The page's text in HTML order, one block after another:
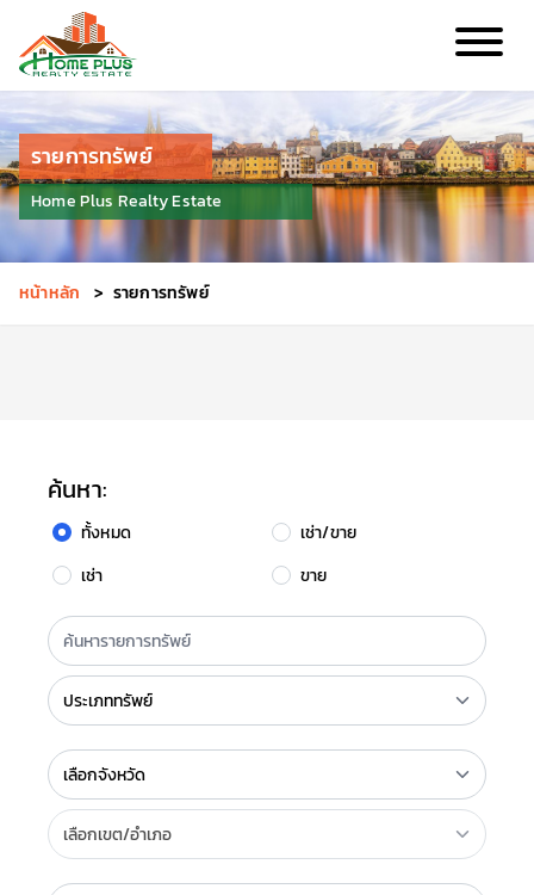
รายการทรัพย์
Home Plus Realty Estate
หน้าหลัก > รายการทรัพย์
ค้นหา:
ทั้งหมด
เช่า/ขาย
เช่า
ขาย